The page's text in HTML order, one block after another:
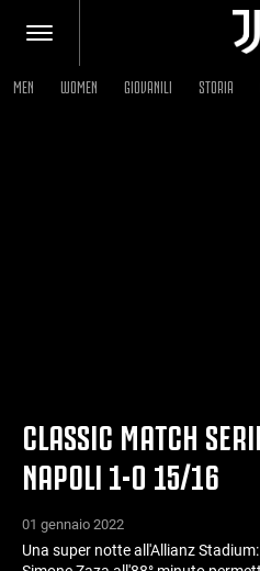
MEN WOMEN GIOVANILI STORIA
CLASSIC MATCH
NAPOLI 1-0 15/16
01 gennaio 2022
Una super notte all'Allianz